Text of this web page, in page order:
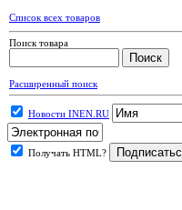
Список всех товаров
Поиск товара
Расширенный поиск
Новости INEN.RU
Получать HTML?